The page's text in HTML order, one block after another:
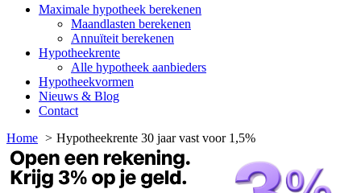
Maximale hypotheek berekenen
Maandlasten berekenen
Annuïteit berekenen
Hypotheekrente
Alle hypotheek aanbieders
Hypotheekvormen
Nieuws & Blog
Contact
Home
Hypotheekrente 30 jaar vast voor 1,5%